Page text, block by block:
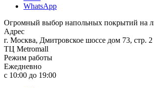
WhatsApp
Огромный выбор напольных покрытий на
Адрес
г. Москва, Дмитровское шоссе дом 73, стр. 2
ТЦ Metromall
Режим работы
Ежедневно
с 10:00 до 19:00